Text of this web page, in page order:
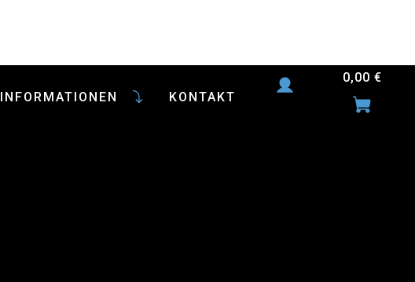
INFORMATIONEN KONTAKT
0,00€